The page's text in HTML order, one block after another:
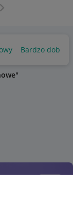
Następna strona
Bardzo dobry